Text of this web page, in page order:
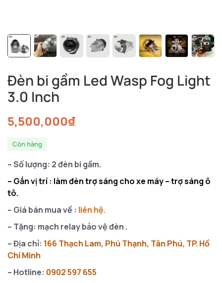
Đèn bi gầm Led Wasp Fog Light
3.0 Inch
5,500,000₫
Còn hàng
– Số lượng: 2 đèn bi gầm.
– Gắn vị trí : làm đèn trợ sáng cho xe máy – trợ sáng ô
tô.
– Giá bán mua về : liên hệ.
– Tặng: mạch relay bảo vệ đèn .
– Địa chỉ: 166 Thạch Lam, Phú Thạnh, Tân Phú, TP. Hồ
Chí Minh
– Hotline: 0902 597 655